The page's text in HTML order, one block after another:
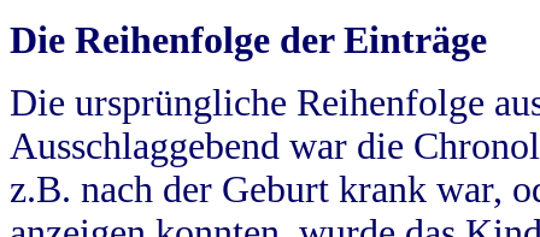
Die Reihenfolge der Einträge
Die ursprüngliche Reihenfolge
Ausschlaggebend war die
z.B. nach der Geburt krank war,